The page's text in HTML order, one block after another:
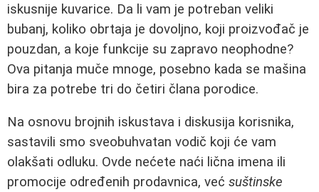
iskusnije kuvarice. Da li vam je potreban veliki
bubanj, koliko obrtaja je dovoljno, koji proizvođač je
pouzdan, a koje funkcije su zapravo neophodne?
Ova pitanja muče mnoge, posebno kada se mašina
bira za potrebe tri do četiri člana porodice.
Na osnovu brojnih iskustava i diskusija korisnika,
sastavili smo sveobuhvatan vodič koji će vam
olakšati odluku. Ovde nećete naći lična imena ili
promocije određenih prodavnica, već suštinske